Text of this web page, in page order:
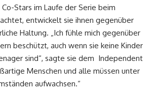
Stars im Laufe der Serie beim
entwickelt sie ihnen gegenüber
Haltung. „Ich fühle mich gegenüber
beschützt, auch wenn sie keine Kinder
sind“, sagte sie dem Independent
Menschen und alle müssen unter
aufwachsen.“